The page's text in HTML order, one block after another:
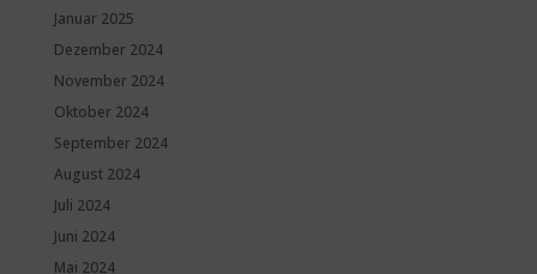
Januar 2025
Dezember 2024
November 2024
Oktober 2024
September 2024
August 2024
Juli 2024
Juni 2024
Mai 2024